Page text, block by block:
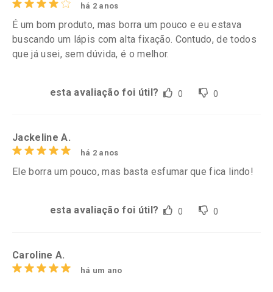
há 2 anos
É um bom produto, mas borra um pouco e eu estava
buscando um lápis com alta fixação. Contudo, de todos
que já usei, sem dúvida, é o melhor.
esta avaliação foi útil? 0 0
Jackeline A.
há 2 anos
Ele borra um pouco, mas basta esfumar que fica lindo!
esta avaliação foi útil? 0 0
Caroline A.
há um ano